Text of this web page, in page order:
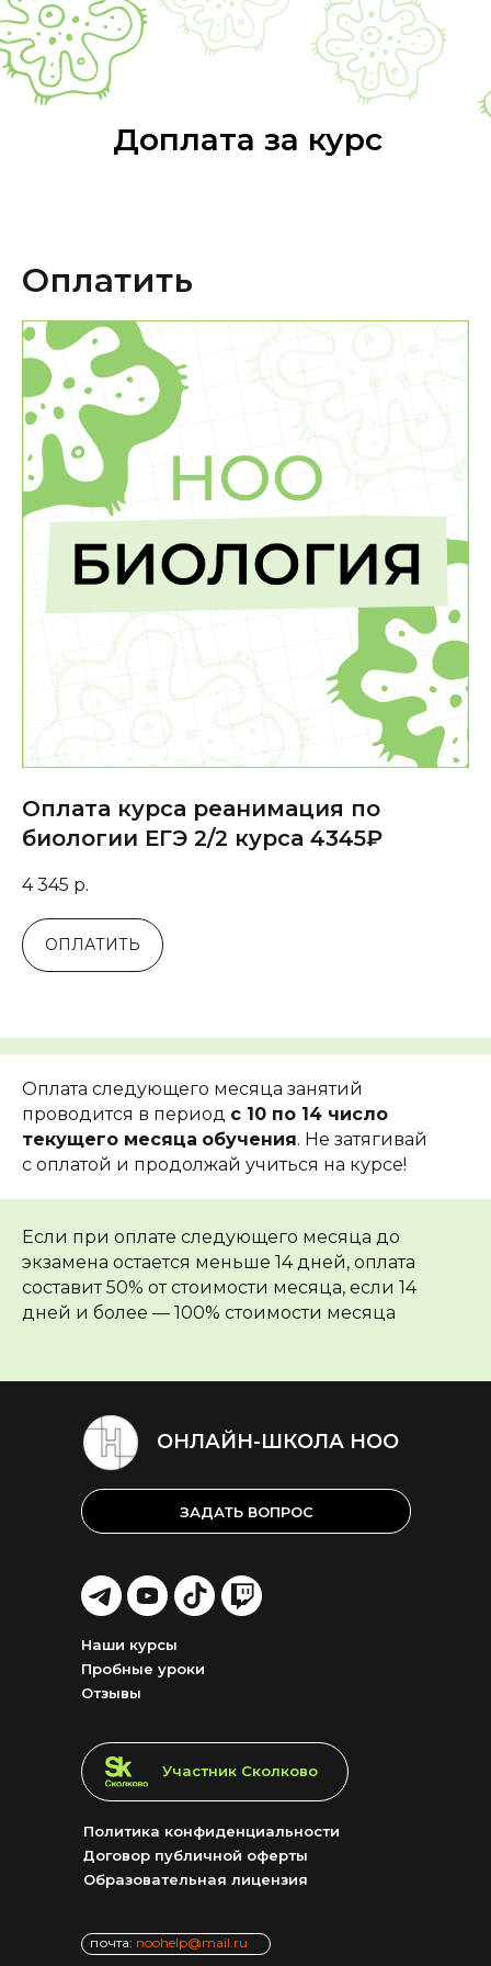
Доплата за курс
Оплатить
Оплата курса реанимация по
биологии ЕГЭ 2/2 курса 4345₽
4 345 р.
ОПЛАТИТЬ
Оплата следующего месяца занятий
проводится в период с 10 по 14 число
текущего месяца обучения. Не затягивай
с оплатой и продолжай учиться на курсе!
Если при оплате следующего месяца до
экзамена остается меньше 14 дней, оплата
составит 50% от стоимости месяца, если 14
дней и более — 100% стоимости месяца
ОНЛАЙН-ШКОЛА НОО
почта: noohelp@mail.ru
LET'S
GO!
LET'S
GO!
LET'S
GO!
LET'S
GO!
Образовательная лицензия
Договор публичной оферты
Политика конфиденциальности
Отзывы
Пробные уроки
Наши курсы
ЗАДАТЬ ВОПРОС
Участник Сколково
LET'S GO!